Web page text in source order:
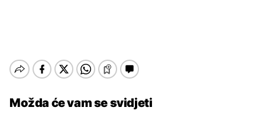
Možda će vam se svidjeti